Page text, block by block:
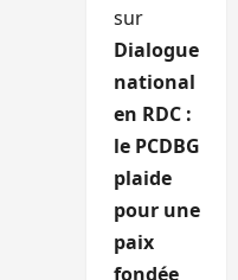
sur
Dialogue
national
en RDC :
le PCDBG
plaide
pour une
paix
fondée